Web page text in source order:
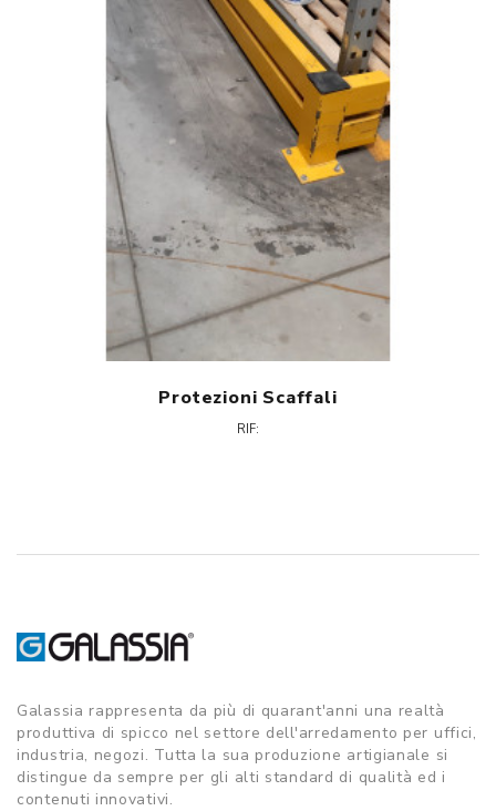
Protezioni Scaffali
RIF:
Galassia rappresenta da più di quarant'anni una realtà
produttiva di spicco nel settore dell'arredamento per uffici,
industria, negozi. Tutta la sua produzione artigianale si
distingue da sempre per gli alti standard di qualità ed i
contenuti innovativi.